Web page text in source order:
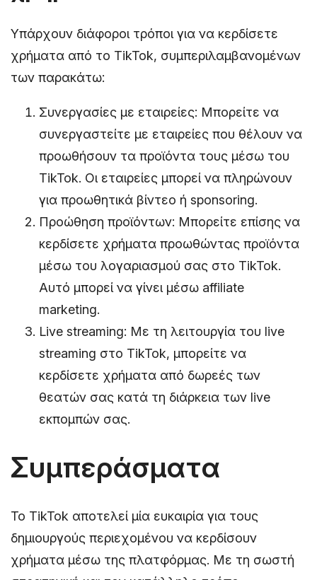
Υπάρχουν διάφοροι τρόποι για να κερδίσετε
χρήματα από το TikTok, συμπεριλαμβανομένων
των παρακάτω:
Συνεργασίες με εταιρείες: Μπορείτε να
συνεργαστείτε με εταιρείες που θέλουν να
προωθήσουν τα προϊόντα τους μέσω του
TikTok. Οι εταιρείες μπορεί να πληρώνουν
για προωθητικά βίντεο ή sponsoring.
Προώθηση προϊόντων: Μπορείτε επίσης να
κερδίσετε χρήματα προωθώντας προϊόντα
μέσω του λογαριασμού σας στο TikTok.
Αυτό μπορεί να γίνει μέσω affiliate
marketing.
Live streaming: Με τη λειτουργία του live
streaming στο TikTok, μπορείτε να
κερδίσετε χρήματα από δωρεές των
θεατών σας κατά τη διάρκεια των live
εκπομπών σας.
Συμπεράσματα
Το TikTok αποτελεί μία ευκαιρία για τους
δημιουργούς περιεχομένου να κερδίσουν
χρήματα μέσω της πλατφόρμας. Με τη σωστή